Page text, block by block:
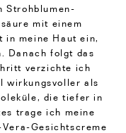
Strohblumen-
mit einem
in meine Haut ein,
Danach folgt das
verzichte ich
wirkungsvoller als
die tiefer in
trage ich meine
Gesichtscreme